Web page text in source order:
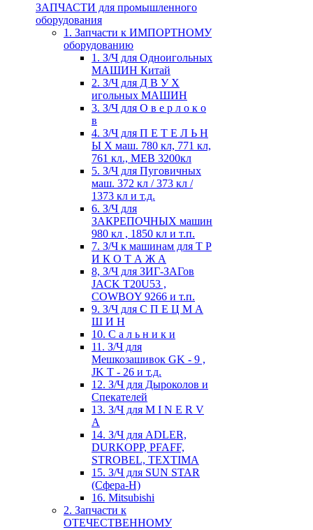
ЗАПЧАСТИ для промышленного
оборудования
1. Запчасти к ИМПОРТНОМУ
оборудованию
1. З/Ч для Одноигольных
МАШИН Китай
2. З/Ч для Д В У Х
игольных МАШИН
3. З/Ч для О в е р л о к о
в
4. З/Ч для П Е Т Е Л Ь Н
Ы Х маш. 780 кл, 771 кл,
761 кл., MEB 3200кл
5. З/Ч для Пуговичных
маш. 372 кл / 373 кл /
1373 кл и т.д.
6. З/Ч для
ЗАКРЕПОЧНЫХ машин
980 кл , 1850 кл и т.п.
7. З/Ч к машинам для Т Р
И К О Т А Ж А
8, З/Ч для ЗИГ-ЗАГов
JACK Т20U53 ,
COWBOY 9266 и т.п.
9. З/Ч для С П Е Ц М А
Ш И Н
10. С а л ь н и к и
11. З/Ч для
Мешкозашивок GK - 9 ,
JK T - 26 и т.д.
12. З/Ч для Дыроколов и
Спекателей
13. З/Ч для M I N E R V
A
14. З/Ч для ADLER,
DURKOPP, PFAFF,
STROBEL, TEXTIMA
15. З/Ч для SUN STAR
(Сфера-Н)
16. Mitsubishi
2. Запчасти к
ОТЕЧЕСТВЕННОМУ